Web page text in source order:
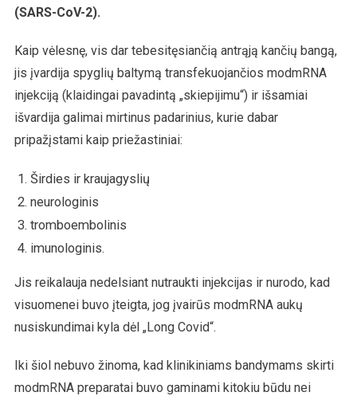
(SARS-CoV-2).
Kaip vėlesnę, vis dar tebesitęsiančią antrąją kančių bangą,
jis įvardija spyglių baltymą transfekuojančios modmRNA
injekciją (klaidingai pavadintą „skiepijimu“) ir išsamiai
išvardija galimai mirtinus padarinius, kurie dabar
pripažįstami kaip priežastiniai:
Širdies ir kraujagyslių
neurologinis
tromboembolinis
imunologinis.
Jis reikalauja nedelsiant nutraukti injekcijas ir nurodo, kad
visuomenei buvo įteigta, jog įvairūs modmRNA aukų
nusiskundimai kyla dėl „Long Covid“.
Iki šiol nebuvo žinoma, kad klinikiniams bandymams skirti
modmRNA preparatai buvo gaminami kitokiu būdu nei